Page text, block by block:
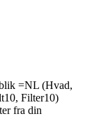
=NL (Hvad,
Filter10)
fra din